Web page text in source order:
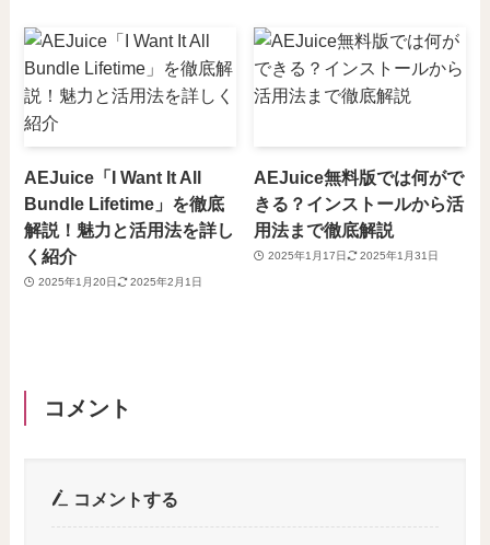
AEJuice「I Want It All
Bundle Lifetime」を徹底
解説！魅力と活用法を詳し
く紹介
2025年1月20日 2025年2月1日
AEJuice無料版では何がで
きる？インストールから活
用法まで徹底解説
2025年1月17日 2025年1月31日
コメント
コメントする